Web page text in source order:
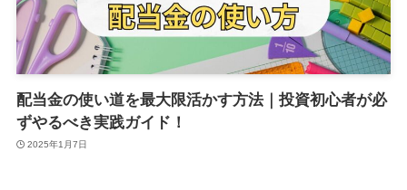
配当金の使い道を最大限活かす方法｜投資初心者が必
ずやるべき実践ガイド！
2025年1月7日